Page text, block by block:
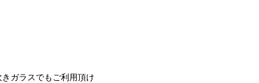
ガラスでもご利用頂け